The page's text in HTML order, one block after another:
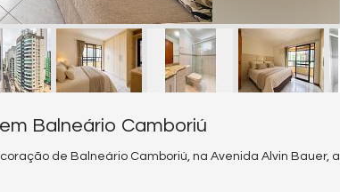
Balneário Camboriú
de Balneário Camboriú, na Avenida Alvin Bauer, a